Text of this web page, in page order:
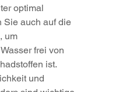
optimal
Sie auch auf die
um
frei von
ist.
und